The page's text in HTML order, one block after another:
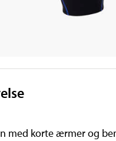
med korte ærmer og